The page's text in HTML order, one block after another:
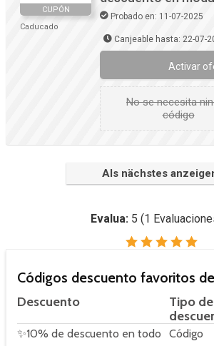
CUPÓN
Caducado
Probado en: 11-07-2025
Canjeable hasta: 22-07-
Activar
No se necesita
código
Als nächstes
Evalua: 5 (1
Códigos descuento favoritos
Descuento
Tipo de
✨10% de descuento en todo
Código